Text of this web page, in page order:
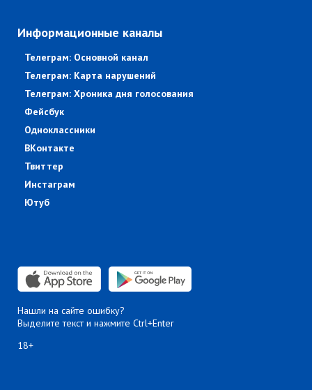
Информационные каналы
Телеграм: Основной канал
Телеграм: Карта нарушений
Телеграм: Хроника дня голосования
Фейсбук
Одноклассники
ВКонтакте
Твиттер
Инстаграм
Ютуб
Нашли на сайте ошибку?
Выделите текст и нажмите Ctrl+Enter
18+